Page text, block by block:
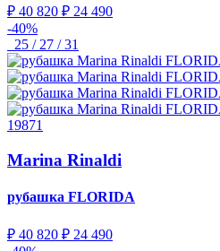
₽ 40 820 ₽ 24 490
-40%
25 / 27 / 31
19871
Marina Rinaldi
рубашка FLORIDA
₽ 40 820 ₽ 24 490